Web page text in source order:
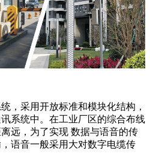
，采用开放标准和模块化结构，
系统中。在工业厂区的综合布线
远，为了实现 数据与语音的传
语音一般采用大对数字电缆传